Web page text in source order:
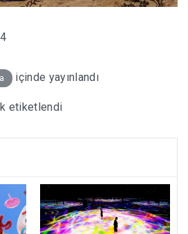
4
içinde yayınlandı
etiketlendi